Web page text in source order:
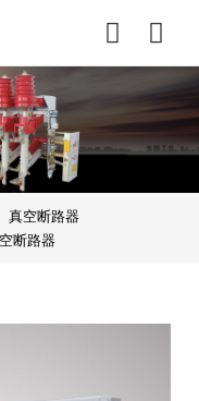
真空断路器
断路器